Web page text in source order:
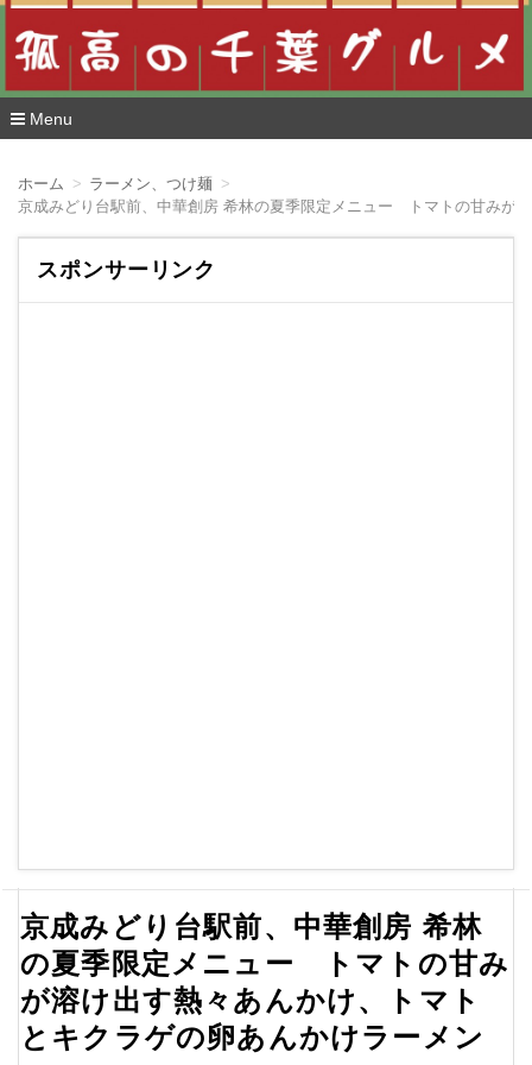
Menu
ホーム ラーメン、つけ麺
スポンサーリンク
京成みどり台駅前、中華創房 希林
の夏季限定メニュー トマトの甘み
が溶け出す熱々あんかけ、トマト
とキクラゲの卵あんかけラーメン